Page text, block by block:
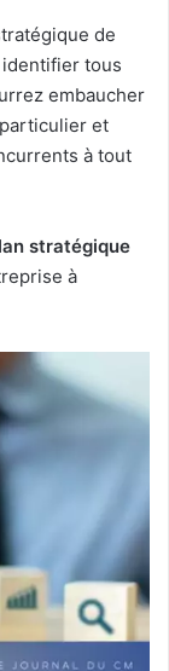
de
tous
embaucher
et
à tout
stratégique
à